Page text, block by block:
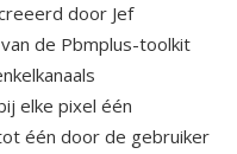
door Jef
de Pbmplus-toolkit
elke pixel één
één door de gebruiker